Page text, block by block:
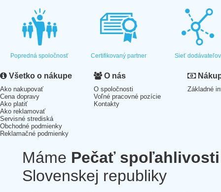
Popredná spoločnosť Certifikovaný partner Sieť dodávateľov
Všetko o nákupe
Ako nakupovať
Cena dopravy
Ako platiť
Ako reklamovať
Servisné strediská
Obchodné podmienky
Reklamačné podmienky
O nás
O spoločnosti
Voľné pracovné pozície
Kontakty
Základné
Máme Pečať spoľahlivosti
Slovenskej republiky